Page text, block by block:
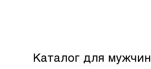
Каталог для мужчин